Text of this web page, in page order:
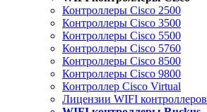
Контроллеры Cisco 2500
Контроллеры Cisco 3500
Контроллеры Cisco 5500
Контроллеры Cisco 5760
Контроллеры Cisco 8500
Контроллеры Cisco 9800
Контроллер Cisco Virtual
Лицензии WIFI контроллеров